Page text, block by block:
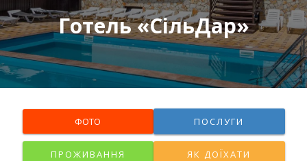
Дитячі табори
Магазини
Нерухомість
Готель «СільДар»
ФОТО ПОСЛУГИ
ПРОЖИВАННЯ ЯК ДОЇХАТИ